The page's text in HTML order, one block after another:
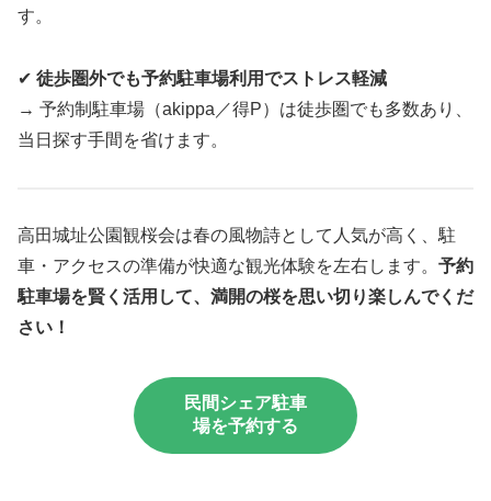
す。
✔ 徒歩圏外でも予約駐車場利用でストレス軽減
→ 予約制駐車場（akippa／得P）は徒歩圏でも多数あり、
当日探す手間を省けます。
高田城址公園観桜会は春の風物詩として人気が高く、駐
車・アクセスの準備が快適な観光体験を左右します。 予約
駐車場を賢く活用して、満開の桜を思い切り楽しんでくだ
さい！
民間シェア駐車
場を予約する